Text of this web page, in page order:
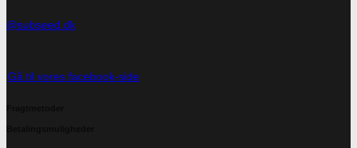
@subseed.dk
Gå til vores facebook-side